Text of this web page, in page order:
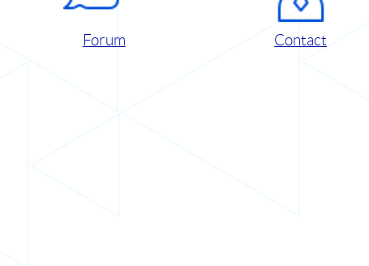
Forum Contact